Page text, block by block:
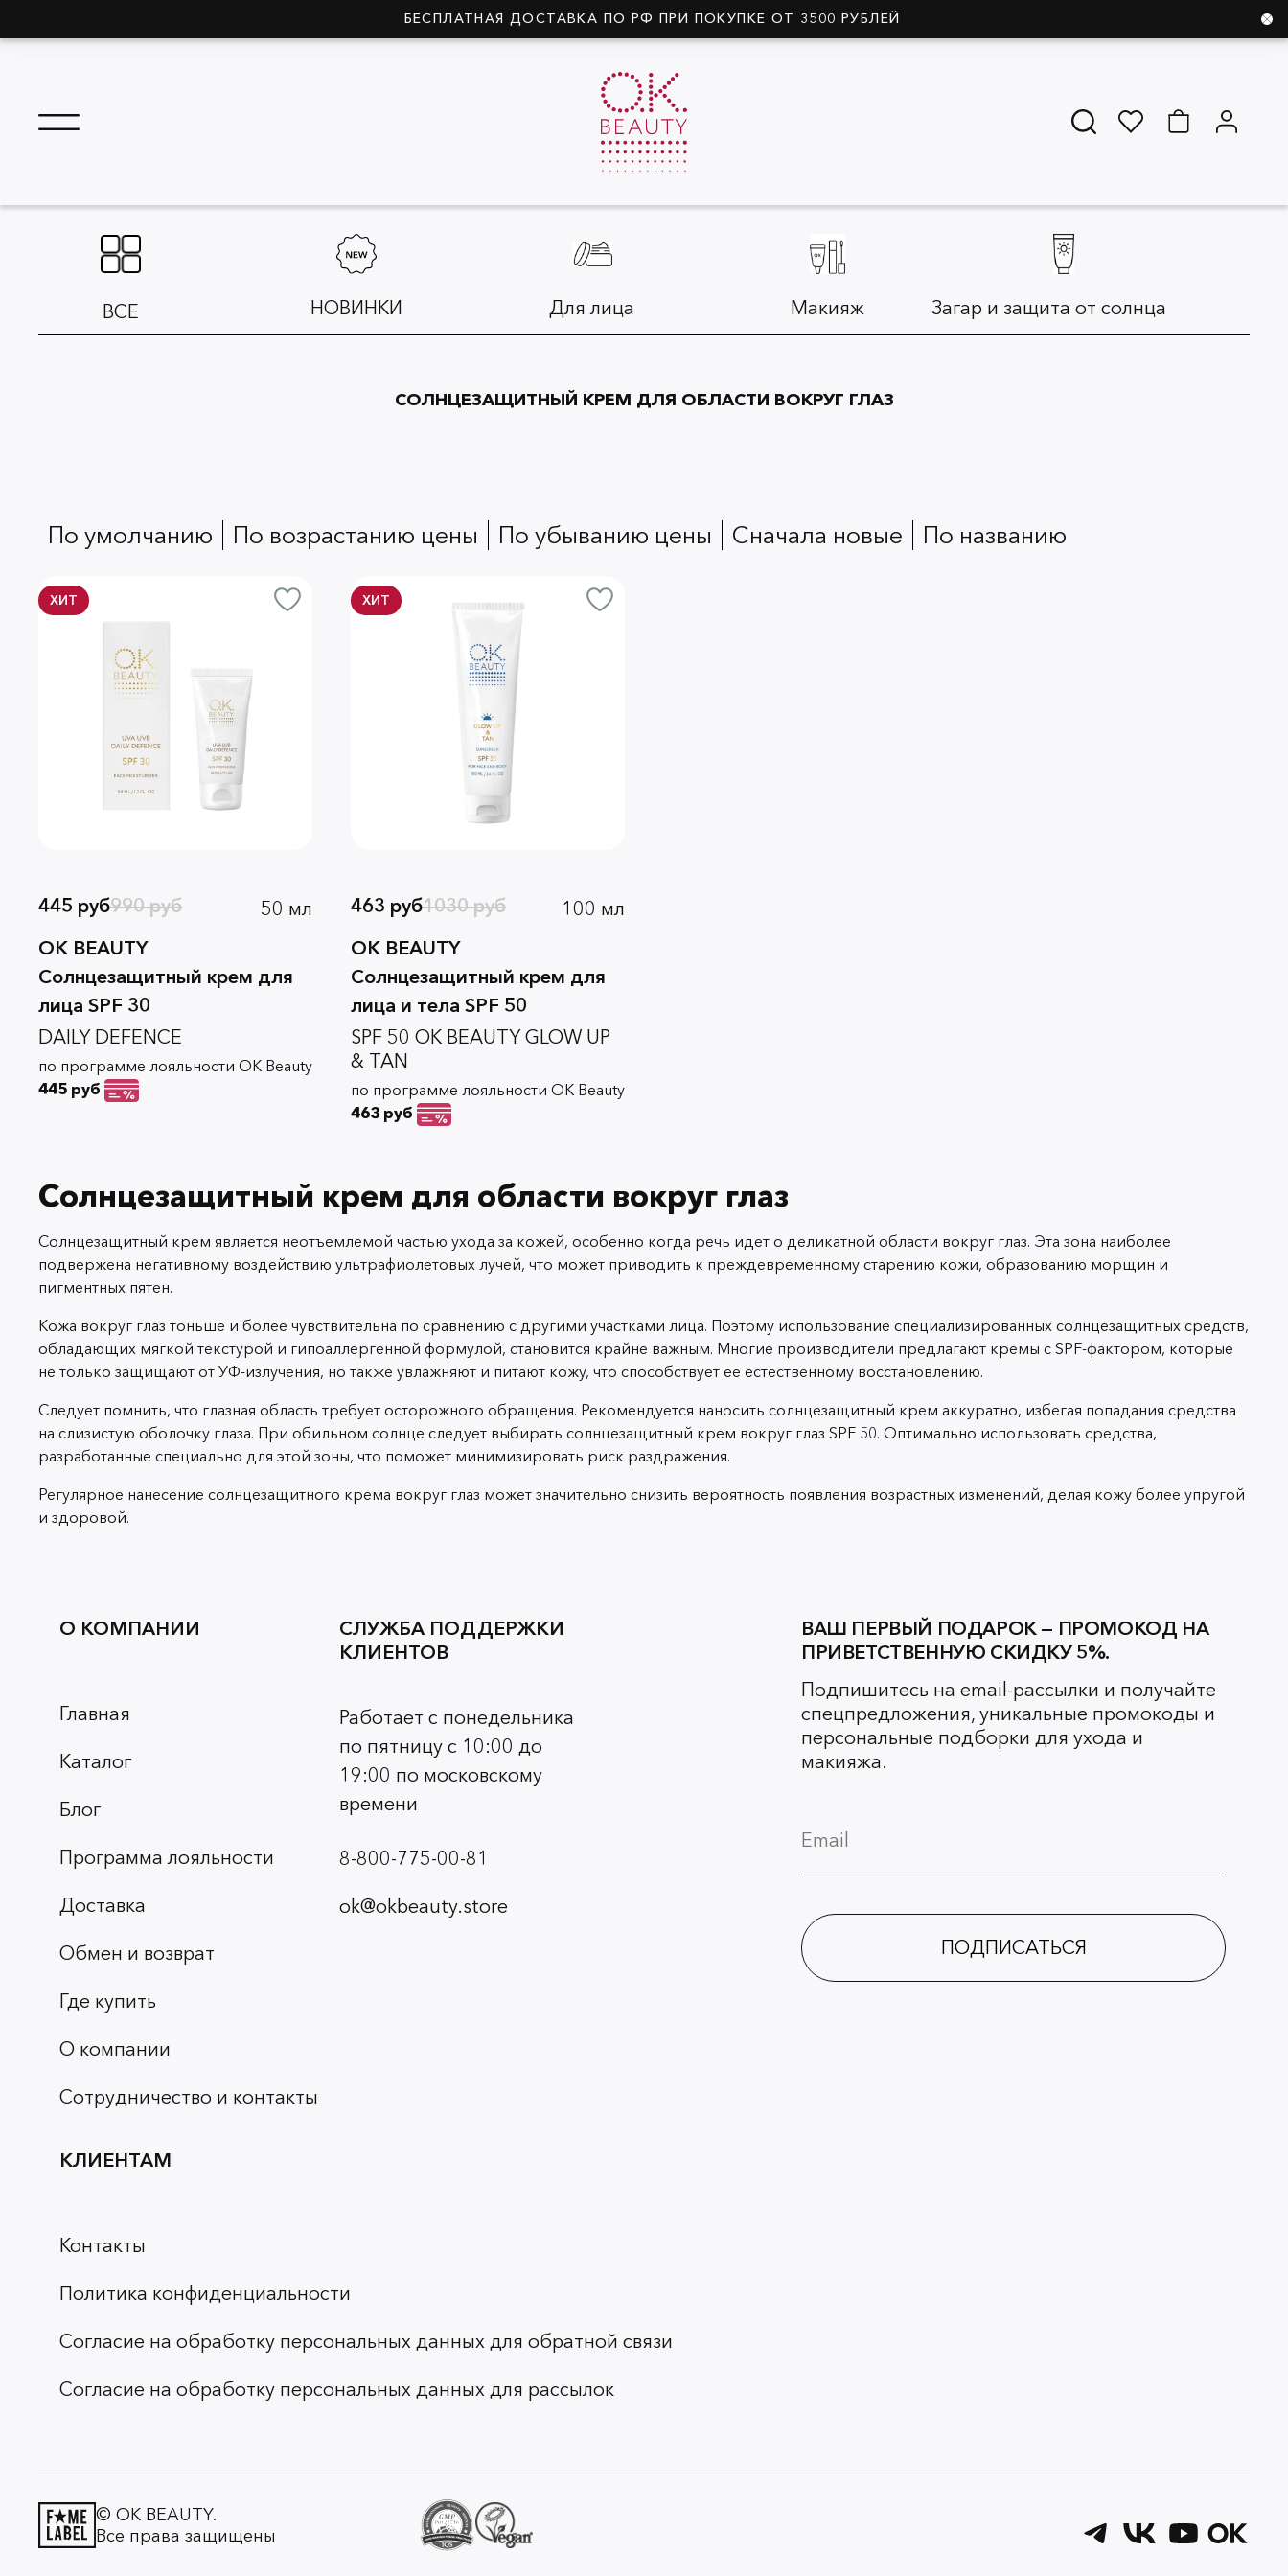
БЕСПЛАТНАЯ ДОСТАВКА ПО РФ ПРИ ПОКУПКЕ ОТ 3500 РУБЛЕЙ
ВСЕ НОВИНКИ Для лица Макияж Загар и защита от солнца
СОЛНЦЕЗАЩИТНЫЙ КРЕМ ДЛЯ ОБЛАСТИ ВОКРУГ ГЛАЗ
по умолчанию по возрастанию цены по убыванию цены сначала новые по названию
ХИТ
990 руб
445 руб
50 мл
OK BEAUTY
Солнцезащитный крем для
лица SPF 30
DAILY DEFENCE
по программе лояльности OK Beauty
445 руб
ХИТ
1030 руб
463 руб
100 мл
OK BEAUTY
Солнцезащитный крем для
лица и тела SPF 50
SPF 50 OK BEAUTY GLOW UP
& TAN
по программе лояльности OK Beauty
463 руб
Солнцезащитный крем для области вокруг глаз
Солнцезащитный крем является неотъемлемой частью ухода за кожей, особенно когда речь идет о деликатной области вокруг глаз. Эта зона наиболее
подвержена негативному воздействию ультрафиолетовых лучей, что может приводить к преждевременному старению кожи, образованию морщин и
пигментных пятен.
Кожа вокруг глаз тоньше и более чувствительна по сравнению с другими участками лица. Поэтому использование специализированных солнцезащитных средств,
обладающих мягкой текстурой и гипоаллергенной формулой, становится крайне важным. Многие производители предлагают кремы с SPF-фактором, которые
не только защищают от УФ-излучения, но также увлажняют и питают кожу, что способствует ее естественному восстановлению.
Следует помнить, что глазная область требует осторожного обращения. Рекомендуется наносить солнцезащитный крем аккуратно, избегая попадания средства
на слизистую оболочку глаза. При обильном солнце следует выбирать солнцезащитный крем вокруг глаз SPF 50. Оптимально использовать средства,
разработанные специально для этой зоны, что поможет минимизировать риск раздражения.
Регулярное нанесение солнцезащитного крема вокруг глаз может значительно снизить вероятность появления возрастных изменений, делая кожу более упругой
и здоровой.
О КОМПАНИИ
Главная
Каталог
Блог
Программа лояльности
Доставка
Обмен и возврат
Где купить
О компании
Сотрудничество и контакты
КЛИЕНТАМ
Контакты
Политика конфиденциальности
Согласие на обработку персональных данных для обратной связи
Согласие на обработку персональных данных для рассылок
СЛУЖБА ПОДДЕРЖКИ
КЛИЕНТОВ
Работает с понедельника
по пятницу с 10:00 до
19:00 по московскому
времени
8-800-775-00-81
ok@okbeauty.store
ВАШ ПЕРВЫЙ ПОДАРОК — ПРОМОКОД НА
ПРИВЕТСТВЕННУЮ СКИДКУ 5%.
Подпишитесь на email-рассылки и получайте
спецпредложения, уникальные промокоды и
персональные подборки для ухода и
макияжа.
ПОДПИСАТЬСЯ
© OK BEAUTY.
Все права защищены